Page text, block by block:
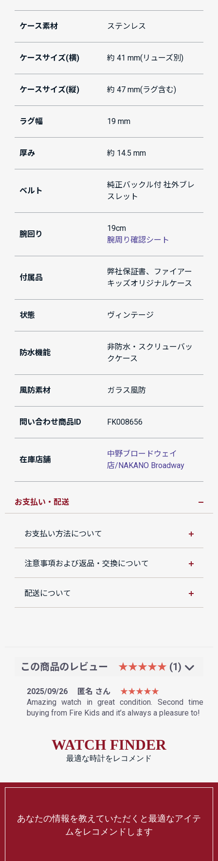
ケース素材 ステンレス
ケースサイズ(横) 約 41 mm(リューズ別)
ケースサイズ(縦) 約 47 mm(ラグ含む)
ラグ幅 19 mm
厚み 約 14.5 mm
ベルト
純正バックル付 社外ブレ
スレット
腕回り
19cm
腕周り確認シート
付属品
弊社保証書、ファイアー
キッズオリジナルケース
状態 ヴィンテージ
防水機能
非防水・スクリューバッ
クケース
風防素材 ガラス風防
問い合わせ商品ID FK008656
在庫店舗
中野ブロードウェイ
店/NAKANO Broadway
お支払い・配送
お支払い方法について
注意事項および返品・交換について
配送について
この商品のレビュー ★★★★★ (1)
2025/09/26 匿名 さん
★★★★★
Amazing watch in great condition. Second time
buying from Fire Kids and it’s always a pleasure to!
WATCH FINDER
最適な時計をレコメンド
あなたの情報を教えていただくと最適なアイテ
ムをレコメンドします